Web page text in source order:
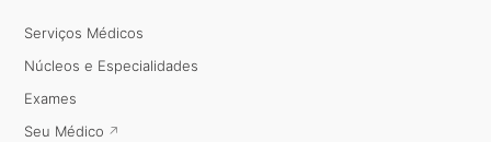
Serviços Médicos
Núcleos e Especialidades
Exames
Seu Médico